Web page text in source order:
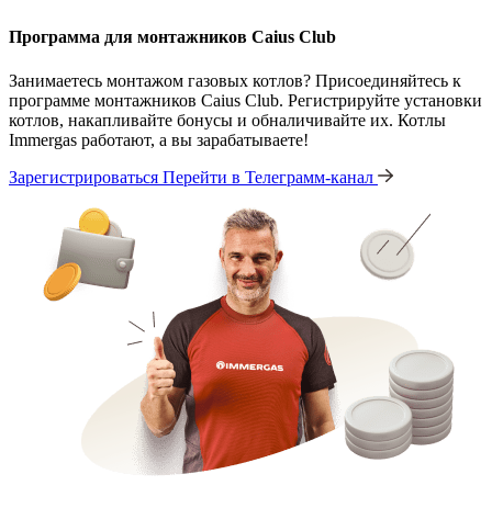
Программа для монтажников Caius Club
Занимаетесь монтажом газовых котлов? Присоединяйтесь к
программе монтажников Caius Club. Регистрируйте установки
котлов, накапливайте бонусы и обналичивайте их. Котлы
Immergas работают, а вы зарабатываете!
Зарегистрироваться Перейти в Телеграмм-канал